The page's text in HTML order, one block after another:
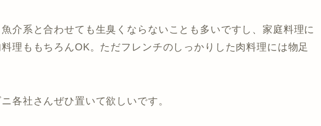
介系と合わせても生臭くならないことも多いですし、家庭料理に
理ももちろんOK。ただフレンチのしっかりした肉料理には物足
各社さんぜひ置いて欲しいです。